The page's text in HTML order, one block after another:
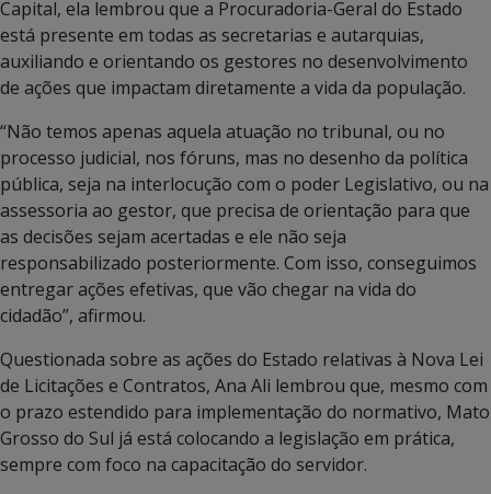
Capital, ela lembrou que a Procuradoria-Geral do Estado
está presente em todas as secretarias e autarquias,
auxiliando e orientando os gestores no desenvolvimento
de ações que impactam diretamente a vida da população.
“Não temos apenas aquela atuação no tribunal, ou no
processo judicial, nos fóruns, mas no desenho da política
pública, seja na interlocução com o poder Legislativo, ou na
assessoria ao gestor, que precisa de orientação para que
as decisões sejam acertadas e ele não seja
responsabilizado posteriormente. Com isso, conseguimos
entregar ações efetivas, que vão chegar na vida do
cidadão”, afirmou.
Questionada sobre as ações do Estado relativas à Nova Lei
de Licitações e Contratos, Ana Ali lembrou que, mesmo com
o prazo estendido para implementação do normativo, Mato
Grosso do Sul já está colocando a legislação em prática,
sempre com foco na capacitação do servidor.